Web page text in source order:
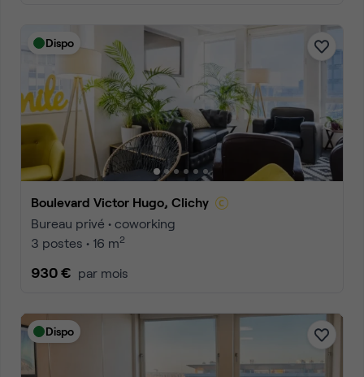
Dispo
Boulevard Victor Hugo, Clichy
Bureau privé • coworking
3 postes • 16 m2
930 € par mois
Dispo